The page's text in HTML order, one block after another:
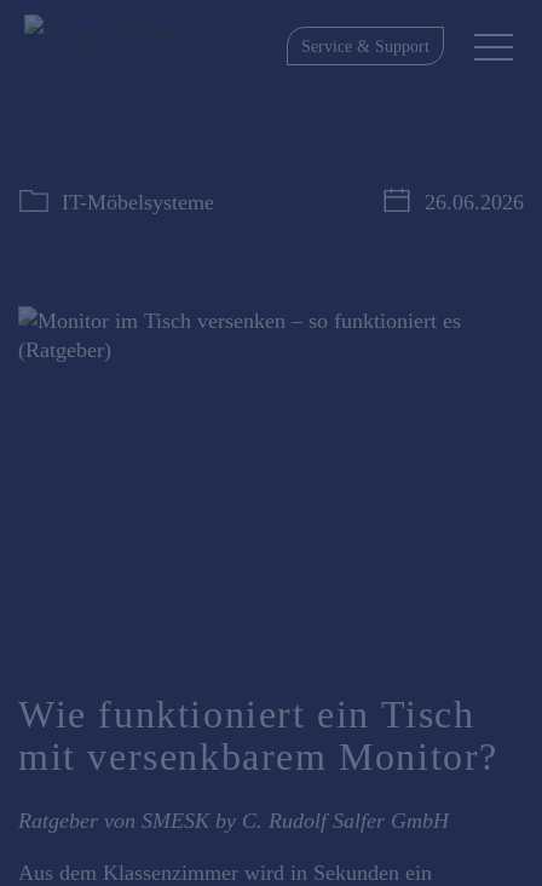
Service & Support
IT-Möbelsysteme 26.06.2026
Wie funktioniert ein Tisch
mit versenkbarem Monitor?
Ratgeber von SMESK by C. Rudolf Salfer GmbH
Aus dem Klassenzimmer wird in Sekunden ein